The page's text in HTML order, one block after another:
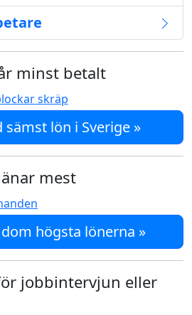
minst betalt
sämst lön i Sverige »
mest
högsta lönerna »
jobbintervjun eller